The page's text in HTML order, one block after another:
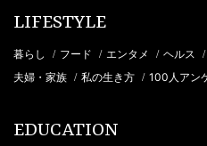
LIFESTYLE
暮らし / フード / エンタメ / ヘルス /
夫婦・家族 / 私の生き方 / 100人アン
EDUCATION